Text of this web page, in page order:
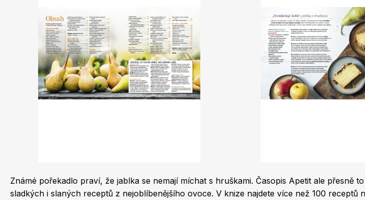
Dětské časopisy
Burda Best of
Burda Kids
Známé pořekadlo praví, že jablka se nemají míchat s hruškami. Časopis Apetit ale
sladkých i slaných receptů z nejoblíbenějšího ovoce. V knize najdete více než 100 receptů na oblíbené koláče, štrúdly a teplá sladká jídla, ale i mnoho nové inspirace